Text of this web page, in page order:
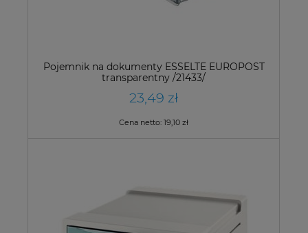
Pojemnik na dokumenty ESSELTE EUROPOST
transparentny /21433/
23,49 zł
Cena netto: 19,10 zł